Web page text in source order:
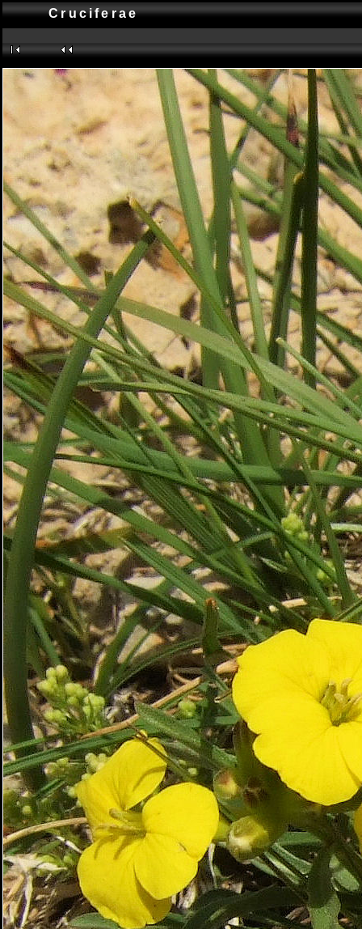
Cruciferae